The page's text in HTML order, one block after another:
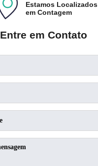
Entre em Contato
Estamos Localizados
em Contagem